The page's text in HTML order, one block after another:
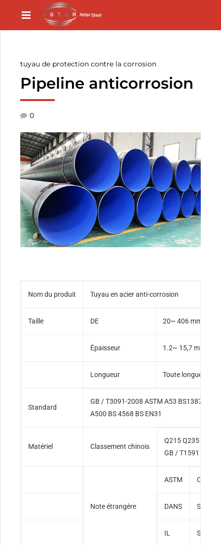
tuyau de protection contre la corrosion
Pipeline anticorrosion
0
Nom du produit Tuyau en acier anti-corrosion
Taille DE 20~ 406 mm(1/
Épaisseur 1.2~ 15,7 mm
Longueur Toute longueur en
Standard
GB / T3091-2008 ASTM A53 BS1387 BS
A500 BS 4568 BS EN31
Matériel Classement chinois
Q215 Q235 selon
GB / T1591
Note étrangère
ASTM
DANS S185,
IL SS330,